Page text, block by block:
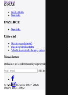
PrevNext
O NÁS
Náš příběh
Kontakt
INZERCE
Kontakt
Uživatel
Katalog architektů
Katalog dodavatelů
Vložit inzerát do burzy práce
Newsletter
Přihlaste se k odběru našeho pravidelného týdenního
Fill in „nospam“
© Archiweb, s.r.o. 1997-2026
ISSN: 1801-3902